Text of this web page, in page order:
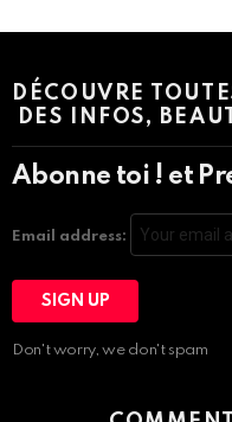
DÉCOUVRE
DES INFOS,
Abonne toi ! et
Email address:
Don't worry, we don't spam